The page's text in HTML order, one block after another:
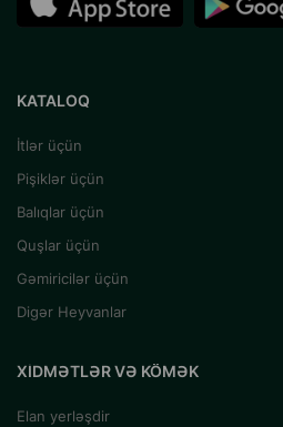
KATALOQ
İtlər üçün
Pişiklər üçün
Balıqlar üçün
Quşlar üçün
Gəmiricilər üçün
Digər Heyvanlar
XIDMƏTLƏR VƏ KÖMƏK
Elan yerləşdir